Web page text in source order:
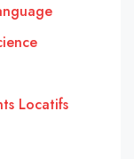
Locatifs